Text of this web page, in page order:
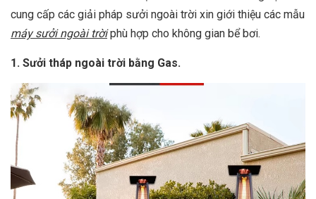
cung cấp các giải pháp sưởi ngoài trời xin giới thiệu các mẫu
máy sưởi ngoài trờiphù hợp cho không gian bể bơi.
1. Sưởi tháp ngoài trời bằng Gas.